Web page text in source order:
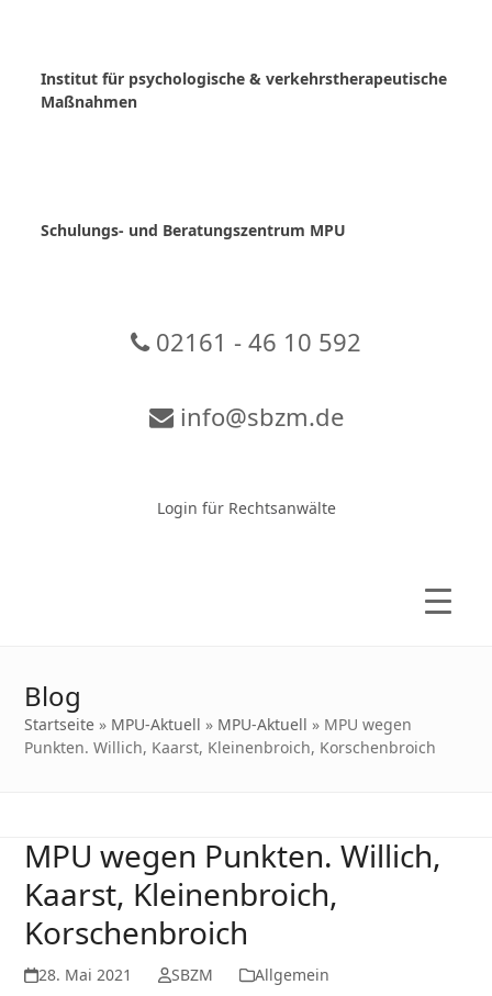
Institut für psychologische & verkehrstherapeutische
Maßnahmen
Schulungs- und Beratungszentrum MPU
02161 - 46 10 592
info@sbzm.de
Login für Rechtsanwälte
Blog
Startseite » MPU-Aktuell » MPU-Aktuell » MPU wegen
Punkten. Willich, Kaarst, Kleinenbroich, Korschenbroich
MPU wegen Punkten. Willich,
Kaarst, Kleinenbroich,
Korschenbroich
28. Mai 2021 SBZM Allgemein